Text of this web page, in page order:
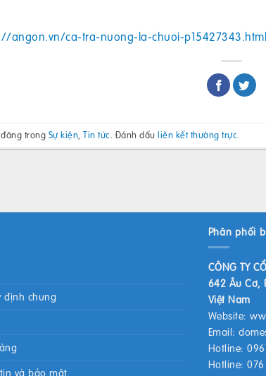
angon.vn/ca-tra-nuong-la-chuoi-p15427343.html
trong Sự kiện,Tin tức. Đánh dấuliên kết thường trực.
định chung
và bảo mật
Phân phối
CÔNG TY
642 Âu Cơ,
Việt Nam
Website:
Email:
Hotline:
Hotline: